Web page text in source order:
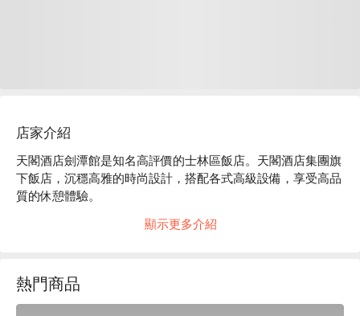
店家介紹
天閣酒店劍潭館是知名高評價的士林區飯店。天閣酒店集團旗
下飯店，沉穩高雅的時尚設計，搭配各式高級設備，享受高品
質的休憩體驗。
天閣酒店推薦：距離捷運劍潭站約 3 分鐘步行時間。鄰近士林
天閣酒店劍潭館優惠、天閣酒店劍潭館住宿方案、天閣酒店劍
潭館休息方案立刻查看⬇︎
顯示更多介紹
熱門商品